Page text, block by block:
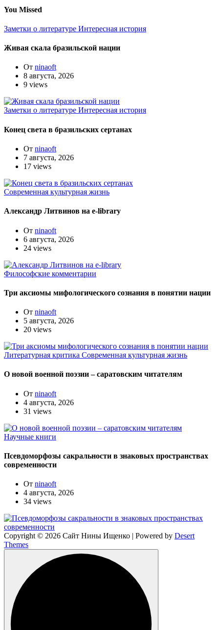
You Missed
Заметки о литературе Интересная история
Живая скала бразильской нации
От ninaoft
8 августа, 2026
9 views
Заметки о литературе Интересная история
Конец света в бразильских сертанах
От ninaoft
7 августа, 2026
17 views
Современная культурная жизнь
Александр Литвинов на e-library
От ninaoft
6 августа, 2026
24 views
Философские комментарии
Три аксиомы мифологического сознания в понятии нации
От ninaoft
5 августа, 2026
20 views
Литературная критика Современная культурная жизнь
О новой военной поэзии – саратовским читателям
От ninaoft
4 августа, 2026
31 views
Научные книги
Псевдоморфозы сакральности в знаковых пространствах
современности
От ninaoft
4 августа, 2026
34 views
Copyright © 2026 Сайт Нины Ищенко | Powered by Desert
Themes